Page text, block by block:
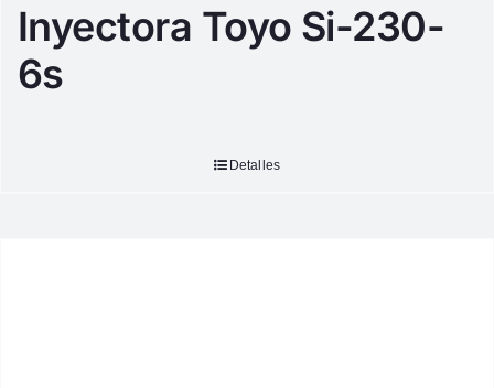
Inyectora Toyo Si-230-
6s
Detalles